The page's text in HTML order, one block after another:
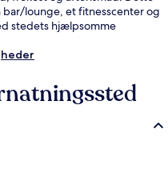
bar/lounge, et fitnesscenter og
stedets hjælpsomme